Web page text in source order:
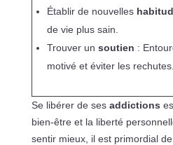
Établir de nouvelles
de vie plus sain.
Trouver un soutien :
motivé et éviter les rechutes.
Se libérer de ses addictions
bien-être et la liberté
sentir mieux, il est primordial